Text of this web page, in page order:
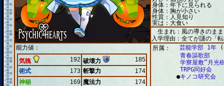
身体：年下に見られる
身体：胸が小さい
性質：人見知り
実は：大食い
生まれ：風の導きのま
入学理由：全てが謎の「
能力値：
気魄
192 破壊力
185
術式
173 斬撃力
174
神秘
169 魔法力 174
所属： 芸能学部 1年 (
青春謳歌部
学寮屋敷“月光
TRPG同好会
●キノコ研究会